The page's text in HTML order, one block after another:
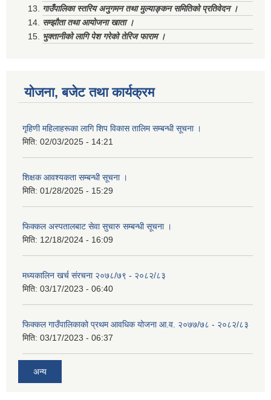
गाउँपालिका स्तरिय अनुगमन तथा मुल्याङ्कन समितिको प्रतिवेदन ।
सम्झौता तथा आयोजना खाता ।
भुक्तानीको लागि पेश गरेको तेरिज फाराम ।
योजना, बजेट तथा कार्यक्रम
गृहिणी महिलाहरूका लागि शिप विकास तालिम सम्बन्धी सूचना ‌।
मिति: 02/03/2025 - 14:21
शिक्षक आवश्यकता सम्बन्धी सूचना ।
मिति: 01/28/2025 - 15:29
फिक्कल अस्पतालबाट सेवा सुचारु सम्बन्धी सूचना ।
मिति: 12/18/2024 - 16:09
मध्यकालिन खर्च संरचना २०७८/७९ - २०८२/८३
मिति: 03/17/2023 - 06:40
फिक्कल गाउँपालिकाको प्रथम आवधिक योजना आ.व. २०७७/७८ - २०८२/८३
मिति: 03/17/2023 - 06:37
अन्य